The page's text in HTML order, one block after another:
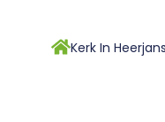
Kerk In